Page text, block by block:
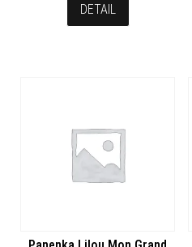
DETAIL